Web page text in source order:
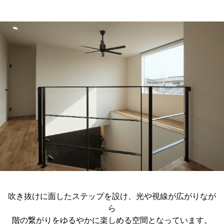
吹き抜けに面したステップを設け、光や視線が広がりなが
ら
階の繋がりをゆるやかに楽しめる空間となっています。